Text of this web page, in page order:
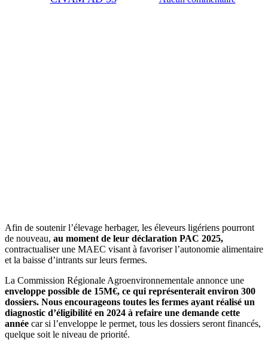
Afin de soutenir l’élevage herbager, les éleveurs ligériens pourront
de nouveau, au moment de leur déclaration PAC 2025,
contractualiser une MAEC visant à favoriser l’autonomie alimentaire
et la baisse d’intrants sur leurs fermes.
La Commission Régionale Agroenvironnementale annonce une
enveloppe possible de 15M€, ce qui représenterait environ 300
dossiers. Nous encourageons toutes les fermes ayant réalisé un
diagnostic d’éligibilité en 2024 à refaire une demande cette
année car si l’enveloppe le permet, tous les dossiers seront financés,
quelque soit le niveau de priorité.